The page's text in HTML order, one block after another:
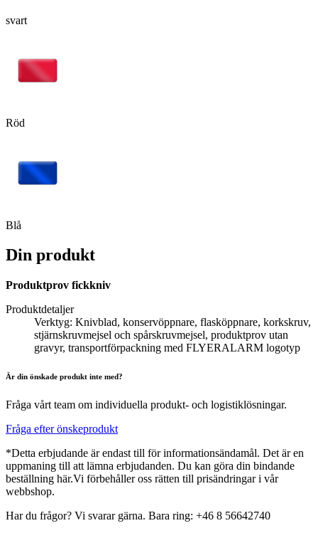
svart
Röd
Blå
Din produkt
Produktprov fickkniv
Produktdetaljer
Verktyg: Knivblad, konservöppnare, flasköppnare, korkskruv,
stjärnskruvmejsel och spårskruvmejsel, produktprov utan
gravyr, transportförpackning med FLYERALARM logotyp
Är din önskade produkt inte med?
Fråga vårt team om individuella produkt- och logistiklösningar.
Fråga efter önskeprodukt
*Detta erbjudande är endast till för informationsändamål. Det är en
uppmaning till att lämna erbjudanden. Du kan göra din bindande
beställning här.Vi förbehåller oss rätten till prisändringar i vår
webbshop.
Har du frågor? Vi svarar gärna. Bara ring: +46 8 56642740